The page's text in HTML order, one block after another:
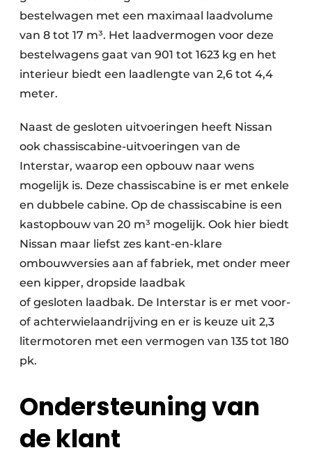
bestelwagen met een maximaal laadvolume
van 8 tot 17 m³. Het laadvermogen voor deze
bestelwagens gaat van 901 tot 1623 kg en het
interieur biedt een laadlengte van 2,6 tot 4,4
meter.
Naast de gesloten uitvoeringen heeft Nissan
ook chassiscabine-uitvoeringen van de
Interstar, waarop een opbouw naar wens
mogelijk is. Deze chassiscabine is er met enkele
en dubbele cabine. Op de chassiscabine is een
kastopbouw van 20 m³ mogelijk. Ook hier biedt
Nissan maar liefst zes kant-en-klare
ombouwversies aan af fabriek, met onder meer
een kipper, dropside laadbak
of gesloten laadbak. De Interstar is er met voor-
of achterwielaandrijving en er is keuze uit 2,3
litermotoren met een vermogen van 135 tot 180
pk.
Ondersteuning van
de klant